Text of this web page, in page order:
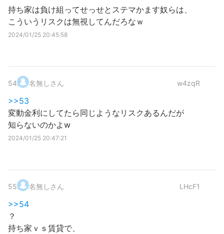
持ち家は負け組ってせっせとステマかます奴らは、
こういうリスクは無視してんだろなｗ
2024/01/25 20:45:58
54. 名無しさん w4zqR
>>53
変動金利にしてたら同じようなリスクあるんだが
知らないのかよw
2024/01/25 20:47:21
55. 名無しさん LHcF1
>>54
？
持ち家ｖｓ賃貸で、